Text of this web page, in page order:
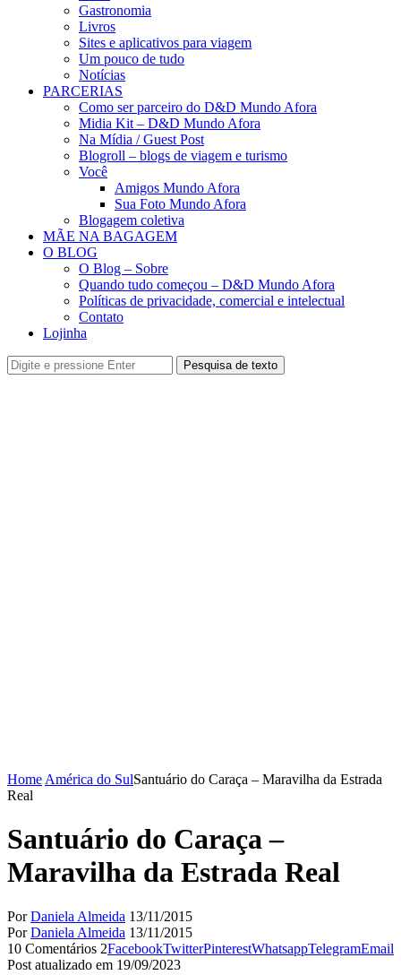
Gastronomia
Livros
Sites e aplicativos para viagem
Um pouco de tudo
Notícias
PARCERIAS
Como ser parceiro do D&D Mundo Afora
Midia Kit – D&D Mundo Afora
Na Mídia / Guest Post
Blogroll – blogs de viagem e turismo
Você
Amigos Mundo Afora
Sua Foto Mundo Afora
Blogagem coletiva
MÃE NA BAGAGEM
O BLOG
O Blog – Sobre
Quando tudo começou – D&D Mundo Afora
Políticas de privacidade, comercial e intelectual
Contato
Lojinha
Pesquisa de texto
Home América do SulSantuário do Caraça – Maravilha da Estrada
Real
Santuário do Caraça –
Maravilha da Estrada Real
PorDaniela Almeida 13/11/2015
PorDaniela Almeida 13/11/2015
10 Comentários 2FacebookTwitterPinterestWhatsappTelegramEmail
Post atualizado em 19/09/2023